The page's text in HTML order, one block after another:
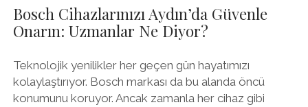
Bosch Cihazlarınızı Aydın’da Güvenle
Onarın: Uzmanlar Ne Diyor?
Teknolojik yenilikler her geçen gün hayatımızı
kolaylaştırıyor. Bosch markası da bu alanda öncü
konumunu koruyor. Ancak zamanla her cihaz gibi